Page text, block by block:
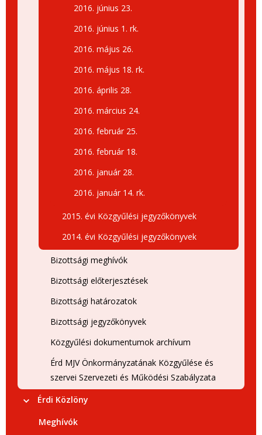
2016. június 23.
2016. június 1. rk.
2016. május 26.
2016. május 18. rk.
2016. április 28.
2016. március 24.
2016. február 25.
2016. február 18.
2016. január 28.
2016. január 14. rk.
2015. évi Közgyűlési jegyzőkönyvek
2014. évi Közgyűlési jegyzőkönyvek
Bizottsági meghívók
Bizottsági előterjesztések
Bizottsági határozatok
Bizottsági jegyzőkönyvek
Közgyűlési dokumentumok archívum
Érd MJV Önkormányzatának Közgyűlése és
szervei Szervezeti és Működési Szabályzata
Érdi Közlöny
Meghívók